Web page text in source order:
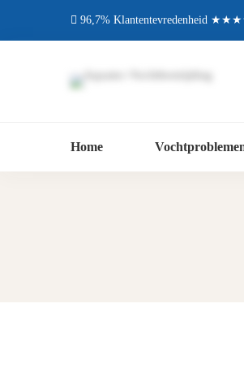
96,7% Klantentevredenheid
Home